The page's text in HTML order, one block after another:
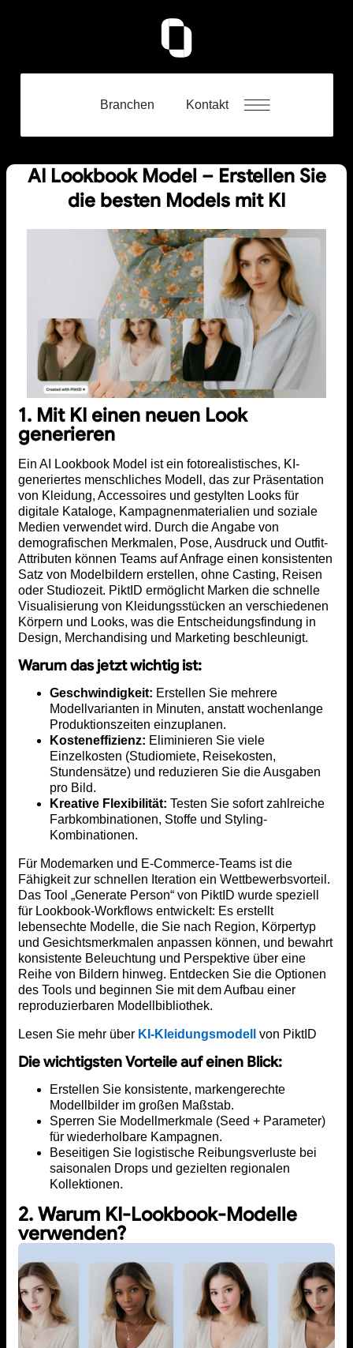
Branchen Kontakt
AI Lookbook Model – Erstellen Sie
die besten Models mit KI
1. Mit KI einen neuen Look
generieren
Ein AI Lookbook Model ist ein fotorealistisches, KI-
generiertes menschliches Modell, das zur Präsentation
von Kleidung, Accessoires und gestylten Looks für
digitale Kataloge, Kampagnenmaterialien und soziale
Medien verwendet wird. Durch die Angabe von
demografischen Merkmalen, Pose, Ausdruck und Outfit-
Attributen können Teams auf Anfrage einen konsistenten
Satz von Modelbildern erstellen, ohne Casting, Reisen
oder Studiozeit. PiktID ermöglicht Marken die schnelle
Visualisierung von Kleidungsstücken an verschiedenen
Körpern und Looks, was die Entscheidungsfindung in
Design, Merchandising und Marketing beschleunigt.
Warum das jetzt wichtig ist:
Geschwindigkeit: Erstellen Sie mehrere
Modellvarianten in Minuten, anstatt wochenlange
Produktionszeiten einzuplanen.
Kosteneffizienz: Eliminieren Sie viele
Einzelkosten (Studiomiete, Reisekosten,
Stundensätze) und reduzieren Sie die Ausgaben
pro Bild.
Kreative Flexibilität: Testen Sie sofort zahlreiche
Farbkombinationen, Stoffe und Styling-
Kombinationen.
Für Modemarken und E-Commerce-Teams ist die
Fähigkeit zur schnellen Iteration ein Wettbewerbsvorteil.
Das Tool „Generate Person“ von PiktID wurde speziell
für Lookbook-Workflows entwickelt: Es erstellt
lebensechte Modelle, die Sie nach Region, Körpertyp
und Gesichtsmerkmalen anpassen können, und bewahrt
konsistente Beleuchtung und Perspektive über eine
Reihe von Bildern hinweg. Entdecken Sie die Optionen
des Tools und beginnen Sie mit dem Aufbau einer
reproduzierbaren Modellbibliothek.
Lesen Sie mehr über KI-Kleidungsmodell von PiktID
Die wichtigsten Vorteile auf einen Blick:
Erstellen Sie konsistente, markengerechte
Modellbilder im großen Maßstab.
Sperren Sie Modellmerkmale (Seed + Parameter)
für wiederholbare Kampagnen.
Beseitigen Sie logistische Reibungsverluste bei
saisonalen Drops und gezielten regionalen
Kollektionen.
2. Warum KI-Lookbook-Modelle
verwenden?